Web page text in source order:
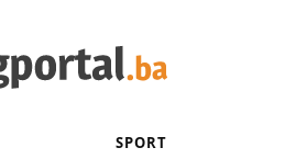
SPORT